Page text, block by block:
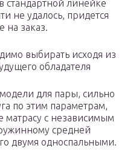
стандартной линейке
не удалось, придется
на заказ.
выбирать исходя из
обладателя
для пары, сильно
по этим параметрам,
матрасу с независимым
средней
двумя односпальными.